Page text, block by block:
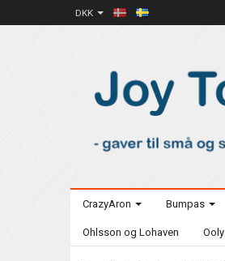
DKK
CrazyAron Bumpas
Ohlsson og Lohaven Ooly